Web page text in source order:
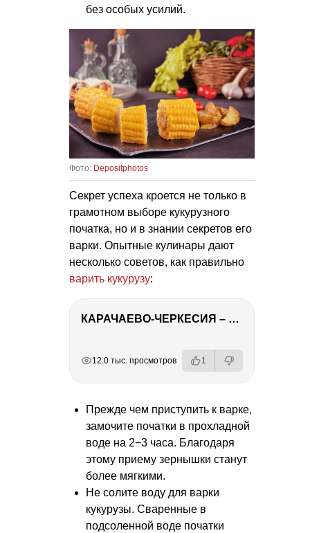
без особых усилий.
Фото: Depositphotos
Секрет успеха кроется не только в
грамотном выборе кукурузного
початка, но и в знании секретов его
варки. Опытные кулинары дают
несколько советов, как правильно
варить кукурузу:
КАРАЧАЕВО-ЧЕРКЕСИЯ – ПУТЕШЕСТВИЕ НА КАВКАЗ часть 2
12.0 тыс. просмотров 1
Прежде чем приступить к варке,
замочите початки в прохладной
воде на 2−3 часа. Благодаря
этому приему зернышки станут
более мягкими.
Не солите воду для варки
кукурузы. Сваренные в
подсоленной воде початки